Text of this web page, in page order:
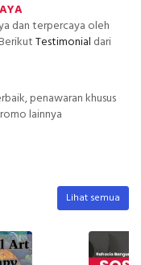
dan terpercaya oleh
Testimonial dari
penawaran khusus
lainnya
Lihat semua